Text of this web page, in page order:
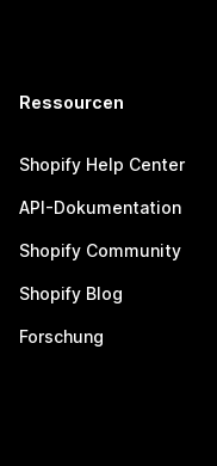
Ressourcen
Shopify Help Center
API-Dokumentation
Shopify Community
Shopify Blog
Forschung